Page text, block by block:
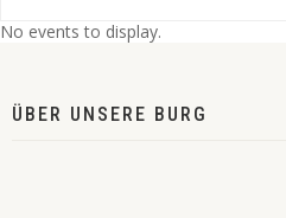
No events to display.
ÜBER UNSERE BURG